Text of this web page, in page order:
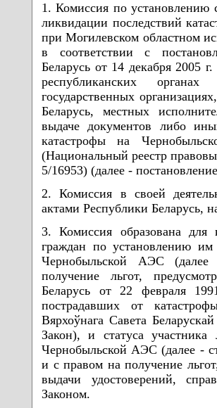
1. Комиссия по установлению
ликвидации последствий
при Могилевском областном
в соответствии с
Беларусь от 14 декабря 2005
республиканских
государственных
Беларусь, местных
выдаче документов либо
катастрофы на
(Национальный реестр
5/16953) (далее -
2. Комиссия в своей
актами Республики Беларусь,
3. Комиссия образована для
граждан по установлению им
Чернобыльской АЭС
получение льгот,
Беларусь от 22 февраля
пострадавших от
Вярхоўнага Савета
Закон), и статуса
Чернобыльской АЭС (далее -
и с правом на получение
выдачи удостоверений,
Законом.